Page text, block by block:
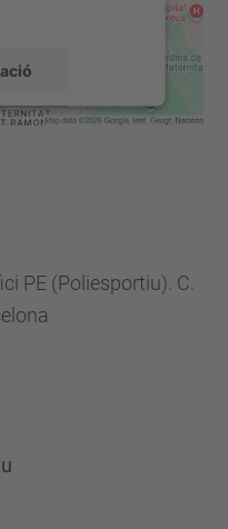
PE (Poliesportiu). C.